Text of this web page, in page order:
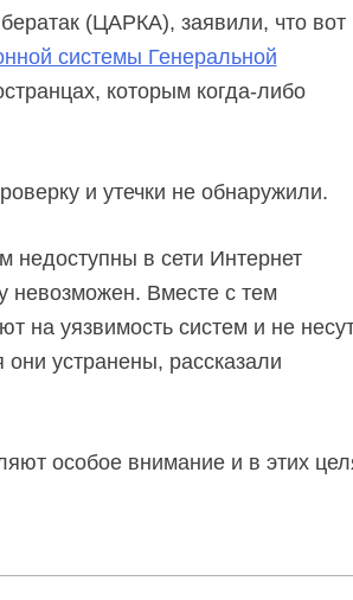
(ЦАРКА), заявили, что вот
системы Генеральной
которым когда-либо
и утечки не обнаружили.
недоступны в сети Интернет
невозможен. Вместе с тем
на уязвимость систем и не
устранены, рассказали
особое внимание и в этих